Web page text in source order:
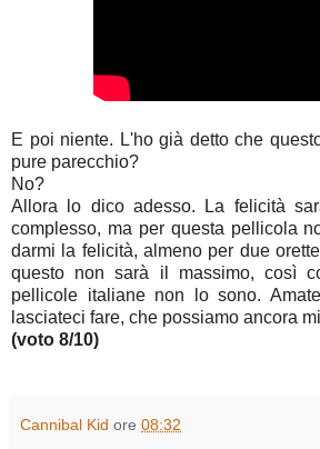
E poi niente. L'ho già detto che
pure parecchio?
No?
Allora lo dico adesso. La felicità
complesso, ma per questa pellicola
darmi la felicità, almeno per due
questo non sarà il massimo, così
pellicole italiane non lo sono.
lasciateci fare, che possiamo ancora
(voto 8/10)
Cannibal Kid ore 08:32